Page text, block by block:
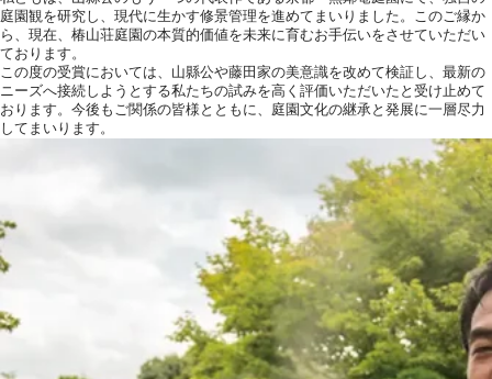
庭園観を研究し、現代に生かす修景管理を進めてまいりました。このご縁か
ら、現在、椿山荘庭園の本質的価値を未来に育むお手伝いをさせていただい
ております。
この度の受賞においては、山縣公や藤田家の美意識を改めて検証し、最新の
ニーズへ接続しようとする私たちの試みを高く評価いただいたと受け止めて
おります。今後もご関係の皆様とともに、庭園文化の継承と発展に一層尽力
してまいります。